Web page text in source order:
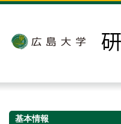
基本情報